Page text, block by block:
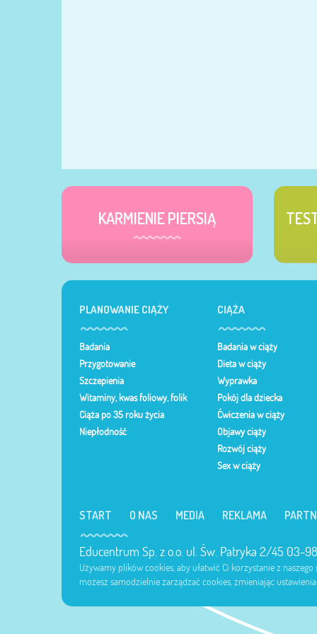
KARMIENIE PIERSIĄ
PLANOWANIE CIĄŻY
Badania
Przygotowanie
Szczepienia
Witaminy, kwas foliowy, folik
Ciąża po 35 roku życia
Niepłodność
CIĄŻA
Badania w ciąży
Dieta w ciąży
Wyprawka
Pokój dla dziecka
Ćwiczenia w ciąży
Objawy ciąży
Rozwój ciąży
Sex w ciąży
START O NAS MEDIA REKLAMA
Educentrum Sp. z o.o. ul. Św. Patryka 2/45 03-
Używamy plików cookies, aby ułatwić Ci korzystanie z
możesz samodzielnie zarządzać cookies, zmieniając